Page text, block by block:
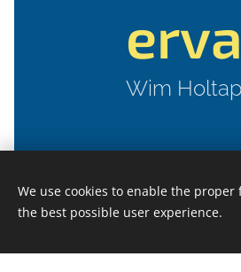
Wim
We use cookies to enable the
the best possible user experience.